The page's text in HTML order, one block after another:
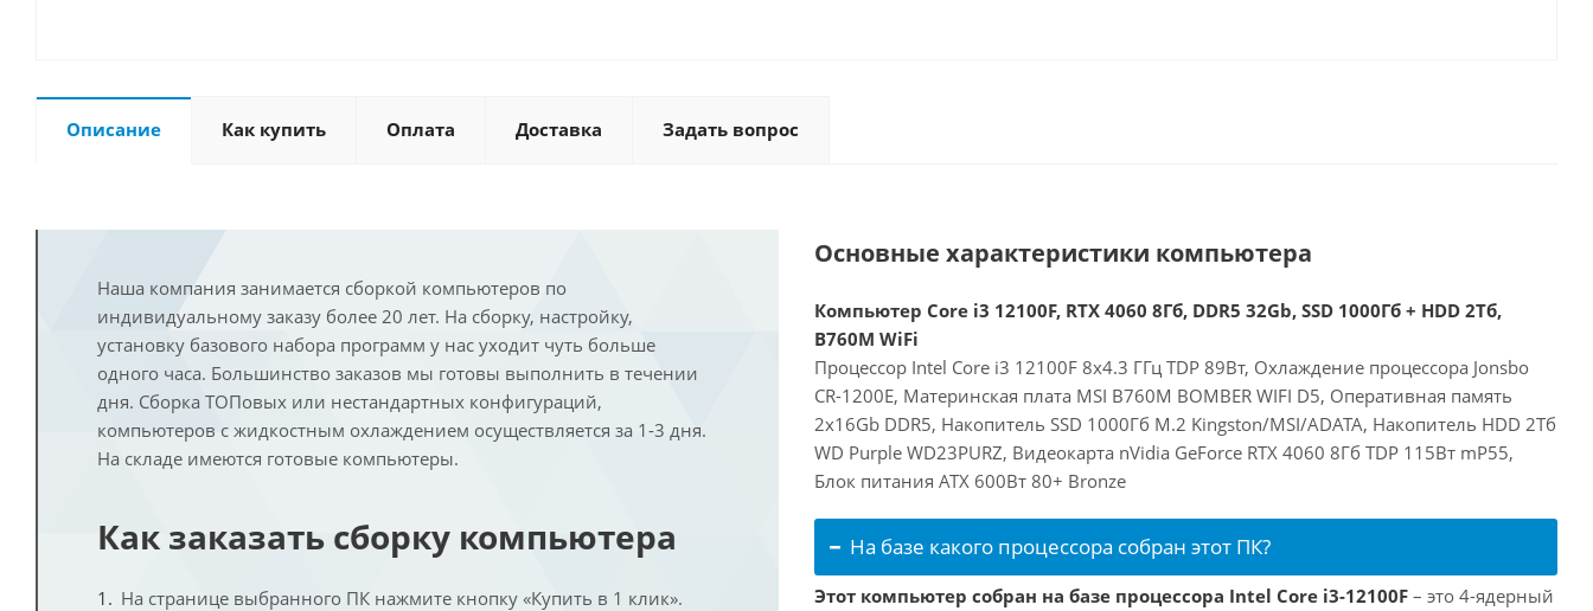
Описание Как купить Оплата Доставка Задать вопрос
Наша компания занимается сборкой компьютеров по
индивидуальному заказу более 20 лет. На сборку, настройку,
установку базового набора программ у нас уходит чуть больше
одного часа. Большинство заказов мы готовы выполнить в течении
дня. Сборка ТОПовых или нестандартных конфигураций,
компьютеров с жидкостным охлаждением осуществляется за 1-3 дня.
На складе имеются готовые компьютеры.
Как заказать сборку компьютера
На странице выбранного ПК нажмите кнопку «Купить в 1 клик».
Основные характеристики компьютера
Компьютер Core i3 12100F, RTX 4060 8Гб, DDR5 32Gb, SSD 1000Гб + HDD 2Тб,
B760M WiFi
Процессор Intel Core i3 12100F 8x4.3 ГГц TDP 89Вт, Охлаждение процессора Jonsbo
CR-1200E, Материнская плата MSI B760M BOMBER WIFI D5, Оперативная память
2x16Gb DDR5, Накопитель SSD 1000Гб M.2 Kingston/MSI/ADATA, Накопитель HDD 2Тб
WD Purple WD23PURZ, Видеокарта nVidia GeForce RTX 4060 8Гб TDP 115Вт mP55,
Блок питания ATX 600Вт 80+ Bronze
На базе какого процессора собран этот ПК?
Этот компьютер собран на базе процессора Intel Core i3-12100F – это 4-ядерный